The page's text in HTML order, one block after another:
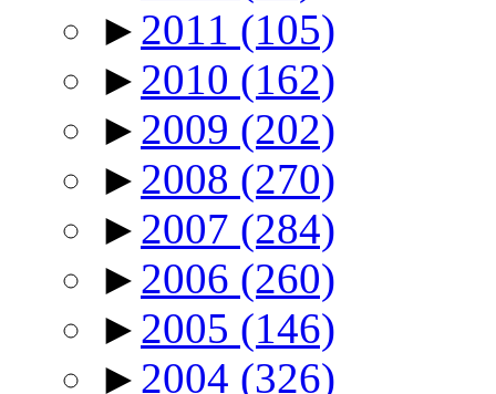
► 2011 (105)
► 2010 (162)
► 2009 (202)
► 2008 (270)
► 2007 (284)
► 2006 (260)
► 2005 (146)
► 2004 (326)